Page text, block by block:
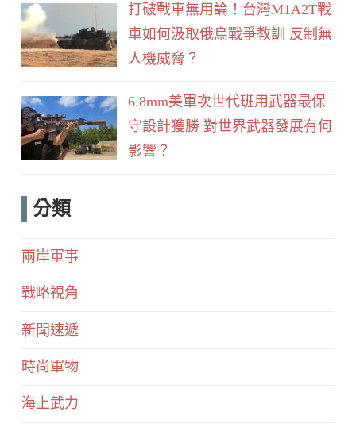
打破戰車無用論！台灣M1A2T戰
車如何汲取俄烏戰爭教訓 反制無
人機威脅？
6.8mm美軍次世代班用武器最保
守設計獲勝 對世界武器發展有何
影響？
分類
兩岸軍事
戰略視角
新聞速遞
時尚軍物
海上武力